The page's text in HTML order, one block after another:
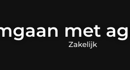
met
Zakelijk